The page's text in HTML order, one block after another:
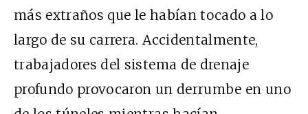
más extraños que le habían tocado a lo
largo de su carrera. Accidentalmente,
trabajadores del sistema de drenaje
profundo provocaron un derrumbe en uno